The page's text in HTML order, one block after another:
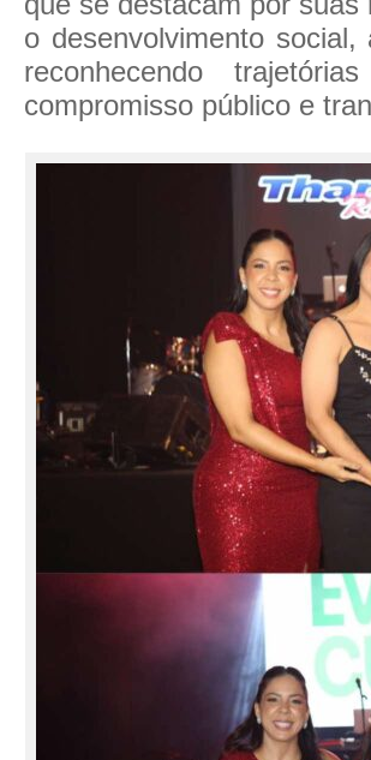
o desenvolvimento
reconhecendo
compromisso público e